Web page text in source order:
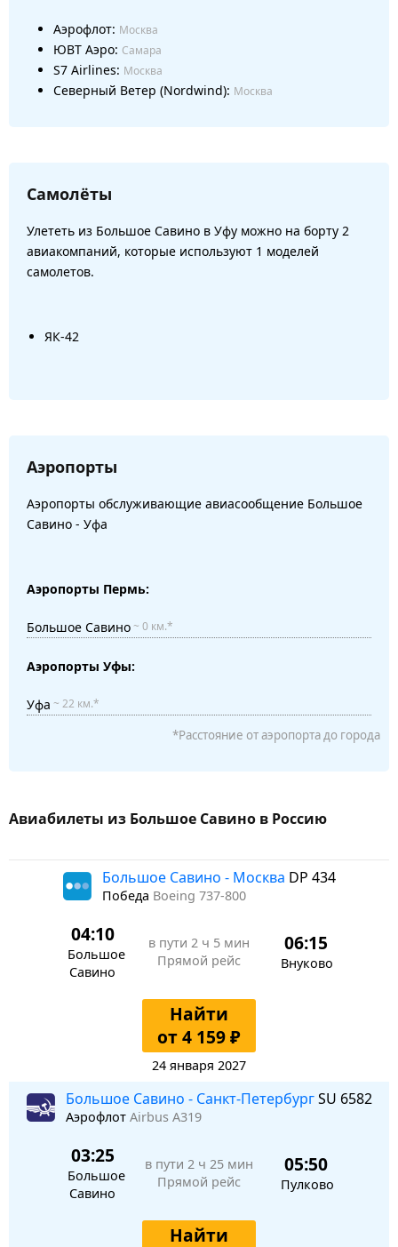
Аэрофлот: Москва
ЮВТ Аэро: Самара
S7 Airlines: Москва
Северный Ветер (Nordwind): Москва
Самолёты
Улететь из Большое Савино в Уфу можно на борту 2
авиакомпаний, которые используют 1 моделей
самолетов.
ЯК-42
Аэропорты
Аэропорты обслуживающие авиасообщение Большое
Савино - Уфа
Аэропорты Пермь:
Большое Савино~ 0 км.*
Аэропорты Уфы:
Уфа ~ 22 км.*
*Расстояние от аэропорта до города
Авиабилеты из Большое Савино в Россию
Большое Савино - Москва DP 434
Победа Boeing 737-800
04:10
Большое
Савино
в пути 2 ч 5 мин
Прямой рейс
06:15
Внуково
Найти
от 4 159 ₽
24 января 2027
Большое Савино - Санкт-ПетербургSU 6582
Аэрофлот Airbus A319
03:25
Большое
Савино
в пути 2 ч 25 мин
Прямой рейс
05:50
Пулково
Найти